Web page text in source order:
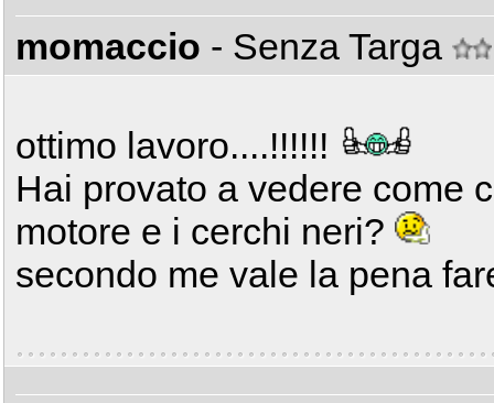
momaccio - Senza Targa
ottimo lavoro....!!!!!!
Hai provato a vedere come
motore e i cerchi neri?
secondo me vale la pena